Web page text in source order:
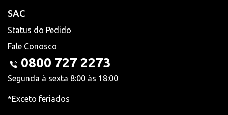
SAC
Status do Pedido
Fale Conosco
0800 727 2273
Segunda à sexta 8:00 às 18:00
*Exceto feriados